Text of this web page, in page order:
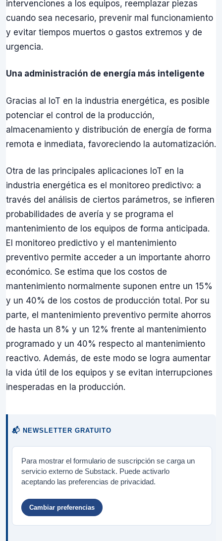
intervenciones a los equipos, reemplazar piezas
cuando sea necesario, prevenir mal funcionamiento
y evitar tiempos muertos o gastos extremos y de
urgencia.
Una administración de energía más inteligente
Gracias al IoT en la industria energética, es posible
potenciar el control de la producción,
almacenamiento y distribución de energía de forma
remota e inmediata, favoreciendo la automatización.
Otra de las principales aplicaciones IoT en la
industria energética es el monitoreo predictivo: a
través del análisis de ciertos parámetros, se infieren
probabilidades de avería y se programa el
mantenimiento de los equipos de forma anticipada.
El monitoreo predictivo y el mantenimiento
preventivo permite acceder a un importante ahorro
económico. Se estima que los costos de
mantenimiento normalmente suponen entre un 15%
y un 40% de los costos de producción total. Por su
parte, el mantenimiento preventivo permite ahorros
de hasta un 8% y un 12% frente al mantenimiento
programado y un 40% respecto al mantenimiento
reactivo. Además, de este modo se logra aumentar
la vida útil de los equipos y se evitan interrupciones
inesperadas en la producción.
📬 NEWSLETTER GRATUITO
Para mostrar el formulario de suscripción se carga un
servicio externo de Substack. Puede activarlo
aceptando las preferencias de privacidad.
Cambiar preferencias